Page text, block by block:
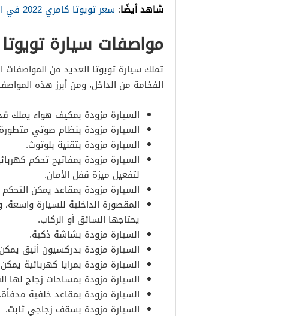
شاهد أيضًا: سعر تويوتا كامري 2022 في السعودية
مواصفات سيارة تويوتا كراون
تملك سيارة تويوتا العديد من المواصفات
الفخامة من الداخل، ومن أبرز هذه
السيارة مزودة بمكيف هواء يملك
السيارة مزودة بنظام صوتي
السيارة مزودة بتقنية بلوتوث.
السيارة مزودة بمفاتيح تحكم
لتفعيل ميزة قفل الأمان.
السيارة مزودة بمقاعد يمكن
المقصورة الداخلية للسيارة
يحتاجها السائق أو الركاب.
السيارة مزودة بشاشة ذكية.
السيارة مزودة بدركسيون أنيق
السيارة مزودة بمرايا كهربائية
السيارة مزودة بمساحات زجاج لها
السيارة مزودة بمقاعد خلفية مدفأة.
السيارة مزودة بسقف زجاجي ثابت.